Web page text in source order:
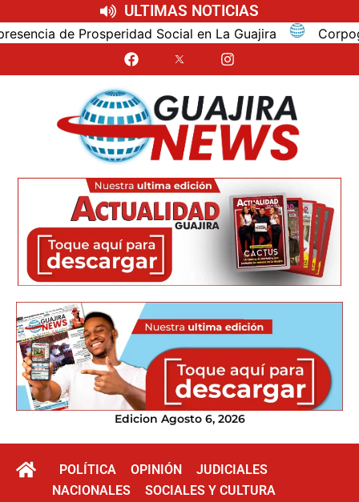
ULTIMAS NOTICIAS
de Prosperidad Social en La Guajira
Edicion Agosto 6, 2026
POLÍTICA OPINIÓN
JUDICIALES
NACIONALES
SOCIALES Y CULTURA